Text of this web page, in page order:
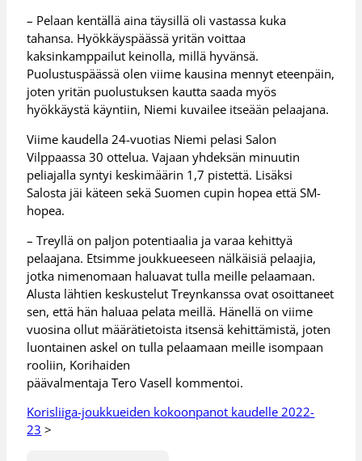
– Pelaan kentällä aina täysillä oli vastassa kuka
tahansa. Hyökkäyspäässä yritän voittaa
kaksinkamppailut keinolla, millä hyvänsä.
Puolustuspäässä olen viime kausina mennyt eteenpäin,
joten yritän puolustuksen kautta saada myös
hyökkäystä käyntiin, Niemi kuvailee itseään pelaajana.
Viime kaudella 24-vuotias Niemi pelasi Salon
Vilppaassa 30 ottelua. Vajaan yhdeksän minuutin
peliajalla syntyi keskimäärin 1,7 pistettä. Lisäksi
Salosta jäi käteen sekä Suomen cupin hopea että SM-
hopea.
– Treyllä on paljon potentiaalia ja varaa kehittyä
pelaajana. Etsimme joukkueeseen nälkäisiä pelaajia,
jotka nimenomaan haluavat tulla meille pelaamaan.
Alusta lähtien keskustelut Treynkanssa ovat osoittaneet
sen, että hän haluaa pelata meillä. Hänellä on viime
vuosina ollut määrätietoista itsensä kehittämistä, joten
luontainen askel on tulla pelaamaan meille isompaan
rooliin, Korihaiden
päävalmentaja Tero Vasell kommentoi.
Korisliiga-joukkueiden kokoonpanot kaudelle 2022-
23 >